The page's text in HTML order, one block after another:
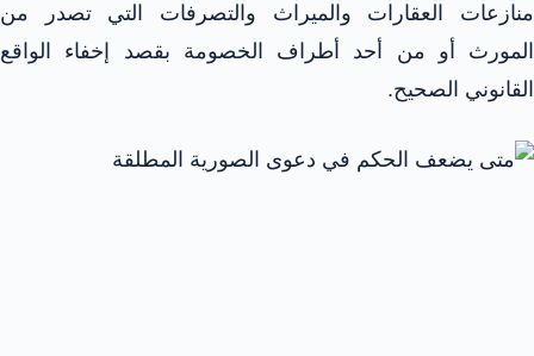
منازعات العقارات والميراث والتصرفات التي تصدر من
المورث أو من أحد أطراف الخصومة بقصد إخفاء الواقع
القانوني الصحيح.